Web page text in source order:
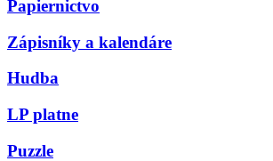
Papiernictvo
Zápisníky a kalendáre
Hudba
LP platne
Puzzle